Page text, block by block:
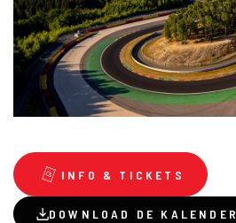
INFO & TICKETS
DOWNLOAD DE KALENDER